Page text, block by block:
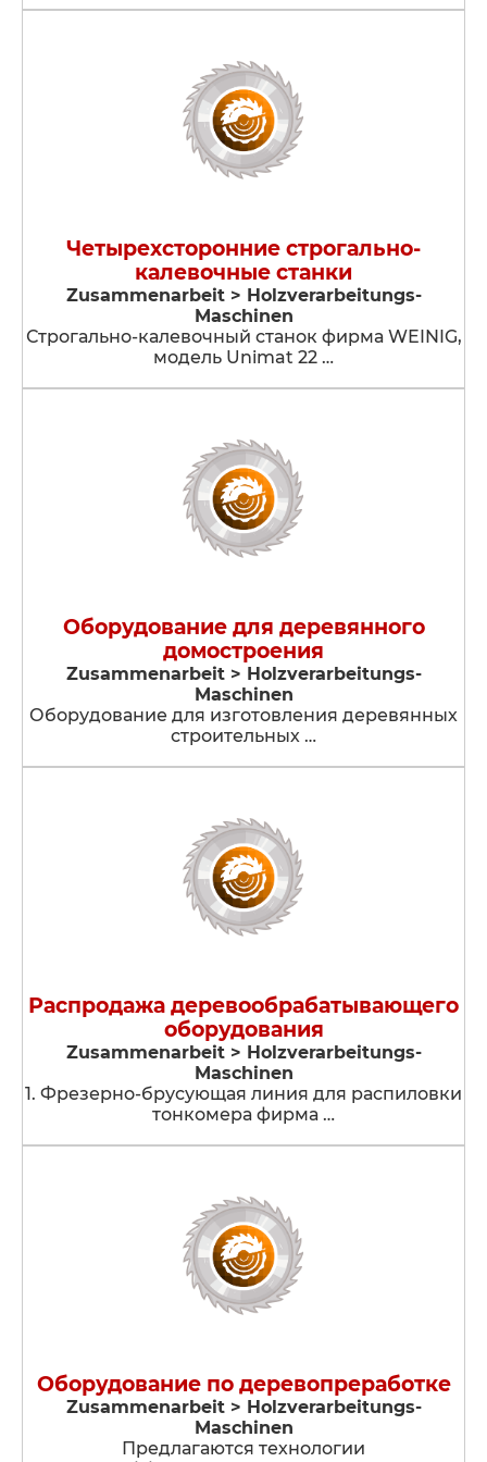
Четырехсторонние строгально-
калевочные станки
Zusammenarbeit > Holzverarbeitungs-
Maschinen
Строгально-калевочный станок фирма WEINIG,
модель Unimat 22 …
Оборудование для деревянного
домостроения
Zusammenarbeit > Holzverarbeitungs-
Maschinen
Оборудование для изготовления деревянных
строительных …
Распродажа деревообрабатывающего
оборудования
Zusammenarbeit > Holzverarbeitungs-
Maschinen
1. Фрезерно-брусующая линия для распиловки
тонкомера фирма …
Оборудование по деревопреработке
Zusammenarbeit > Holzverarbeitungs-
Maschinen
Предлагаются технологии